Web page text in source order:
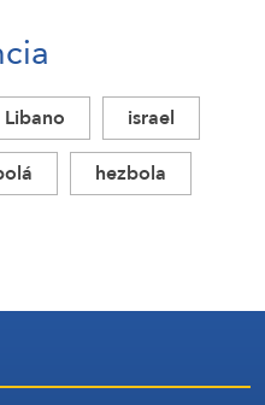
Libano
israel
hezbola